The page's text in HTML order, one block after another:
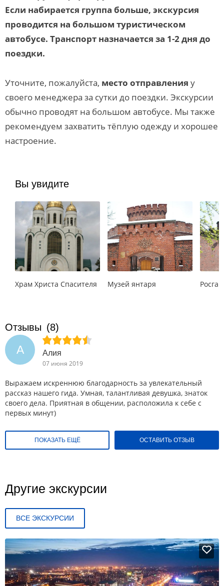
Если набирается группа больше, экскурсия
проводится на большом туристическом
автобусе. Транспорт назначается за 1-2 дня до
поездки.
Уточните, пожалуйста, место отправления у
своего менеджера за сутки до поездки. Экскурсии
обычно проводят на большом автобусе. Мы также
рекомендуем захватить тёплую одежду и хорошее
настроение.
Вы увидите
Храм Христа Спасителя Музей янтаря
Отзывы (8)
А
Алия
07 июня 2019
Выражаем искреннюю благодарность за увлекательный
рассказ нашего гида. Умная, талантливая девушка, знаток
своего дела. Приятная в общении, расположила к себе с
первых минут)
ПОКАЗАТЬ ЕЩЁ ОСТАВИТЬ ОТЗЫВ
Другие экскурсии
ВСЕ ЭКСКУРСИИ